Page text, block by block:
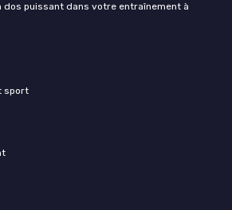
dos puissant dans votre entraînement à
sport